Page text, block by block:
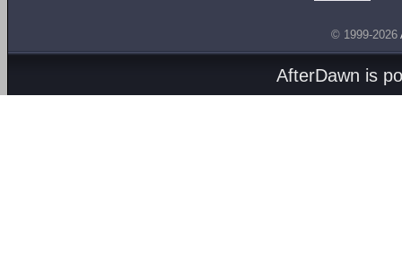
© 1999-2026
AfterDawn is